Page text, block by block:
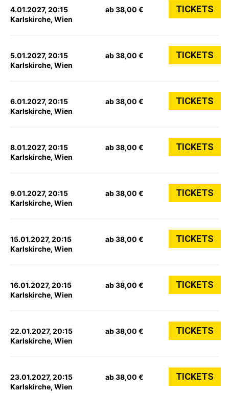
4.01.2027, 20:15
Karlskirche, Wien
ab 38,00 € TICKETS
5.01.2027, 20:15
Karlskirche, Wien
ab 38,00 € TICKETS
6.01.2027, 20:15
Karlskirche, Wien
ab 38,00 € TICKETS
8.01.2027, 20:15
Karlskirche, Wien
ab 38,00 € TICKETS
9.01.2027, 20:15
Karlskirche, Wien
ab 38,00 € TICKETS
15.01.2027, 20:15
Karlskirche, Wien
ab 38,00 € TICKETS
16.01.2027, 20:15
Karlskirche, Wien
ab 38,00 € TICKETS
22.01.2027, 20:15
Karlskirche, Wien
ab 38,00 € TICKETS
23.01.2027, 20:15
Karlskirche, Wien
ab 38,00 € TICKETS